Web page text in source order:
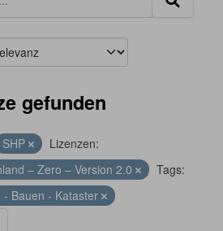
gefunden
SHP
Lizenzen:
– Zero – Version 2.0
Tags:
- Bauen - Kataster